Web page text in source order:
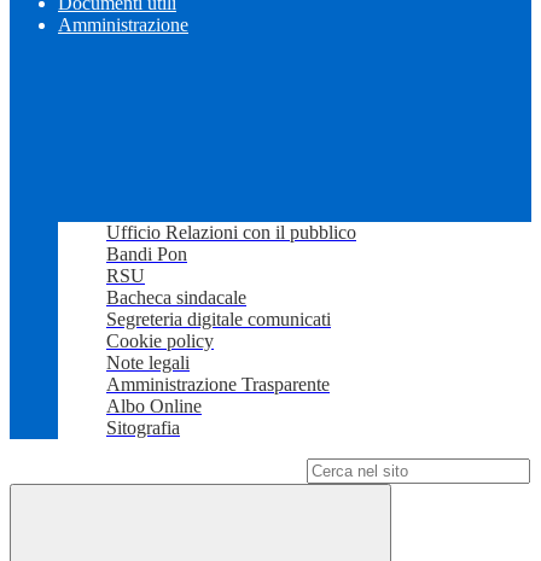
Amministrazione
Ufficio Relazioni con il pubblico
Bandi Pon
RSU
Bacheca sindacale
Segreteria digitale comunicati
Cookie policy
Note legali
Amministrazione Trasparente
Albo Online
Sitografia